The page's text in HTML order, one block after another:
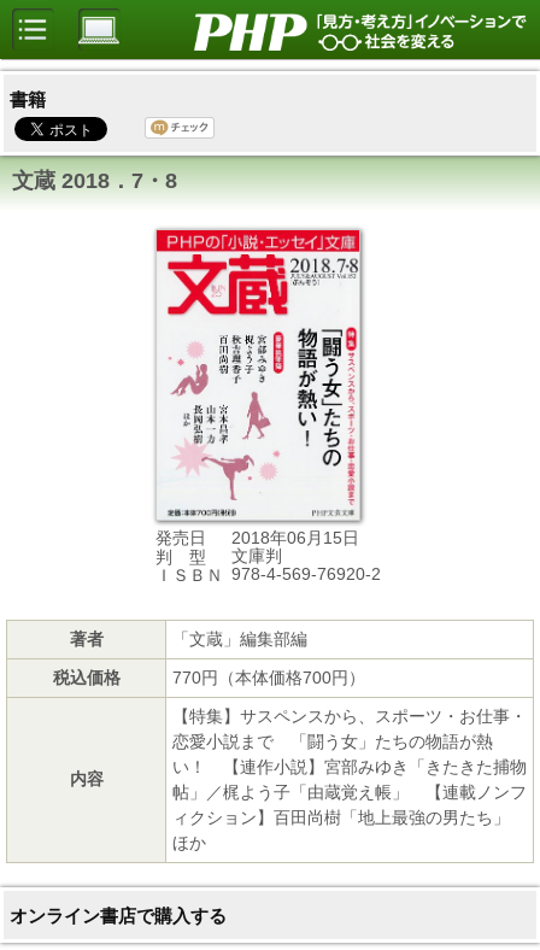
書籍
文蔵 2018．7・8
発売日
2018年06月15日
判 型
文庫判
ＩＳＢＮ
978-4-569-76920-2
著者
「文蔵」編集部編
税込価格
770円（本体価格700円）
内容
【特集】サスペンスから、スポーツ・お仕事・
恋愛小説まで 「闘う女」たちの物語が熱
い！ 【連作小説】宮部みゆき「きたきた捕物
帖」／梶よう子「由蔵覚え帳」 【連載ノンフ
ィクション】百田尚樹「地上最強の男たち」
ほか
オンライン書店で購入する